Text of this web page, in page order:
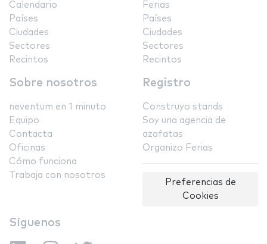
Calendario
Países
Ciudades
Sectores
Recintos
Ferias
Países
Ciudades
Sectores
Recintos
Sobre nosotros
neventum en 1 minuto
Equipo
Contacta
Oficinas
Cómo funciona
Trabaja con nosotros
Registro
Construyo stands
Soy una agencia de
azafatas
Organizo Ferias
Preferencias de
Cookies
Síguenos